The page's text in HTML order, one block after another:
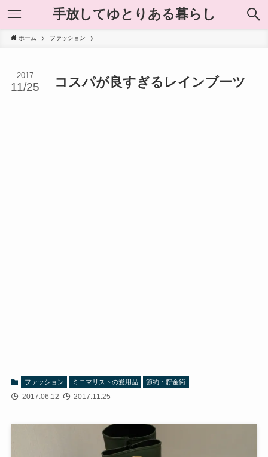
手放してゆとりある暮らし
ホーム ファッション
コスパが良すぎるレインブーツ
2017
11/25
ファッション ミニマリストの愛用品 節約・貯金術
2017.06.12 2017.11.25